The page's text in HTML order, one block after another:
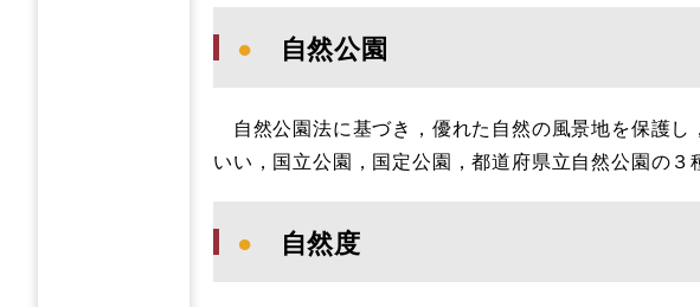
● 自然公園
自然公園法に基づき，優れた自然の風景地を保護
いい，国立公園，国定公園，都道府県立自然公園の３
● 自然度